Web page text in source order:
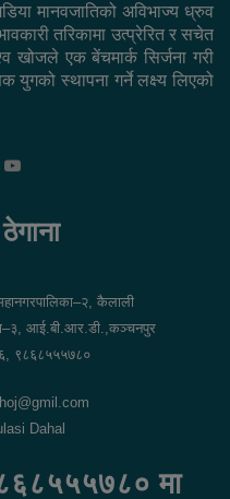
मानवजातिको अविभाज्य ध्रुव
तरिकामा उत्प्रेरित र सचेत
खोजले एक बेंचमार्क सिर्जना गरी
युगको स्थापना गर्ने लक्ष्य लिएको
YouTube
कैलाली
आई.बी.आर.डी.,कञ्चनपुर
९८६८५५५७८०
Dahal
मा